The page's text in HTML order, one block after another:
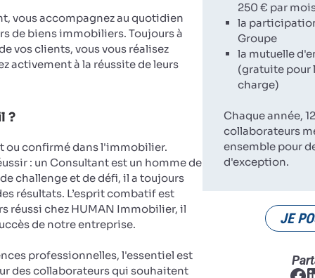
vous accompagnez au quotidien
de biens immobiliers. Toujours à
vos clients, vous vous réalisez
activement à la réussite de leurs
?
ou confirmé dans l'immobilier.
: un Consultant est un homme de
challenge et de défi, il a toujours
résultats. L’esprit combatif est
réussi chez HUMAN Immobilier, il
de notre entreprise.
professionnelles, l'essentiel est
des collaborateurs qui souhaitent
250 € par
la
Groupe
la mutuelle
(gratuite pour
charge)
Chaque année,
collaborateurs
ensemble pour
d'exception.
JE